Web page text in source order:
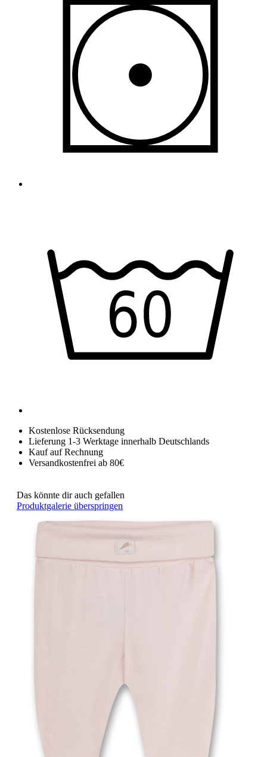
Kostenlose Rücksendung
Lieferung 1-3 Werktage innerhalb Deutschlands
Kauf auf Rechnung
Versandkostenfrei ab 80€
Das könnte dir auch gefallen
Produktgalerie überspringen